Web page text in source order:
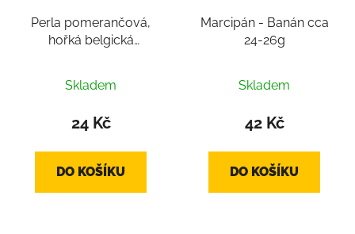
Perla pomerančová,
hořká belgická
hodnocení
produktu
z
Skladem
24 Kč
DO KOŠÍKU
Marcipán - Banán cca
24-26g
Skladem
42 Kč
DO KOŠÍKU